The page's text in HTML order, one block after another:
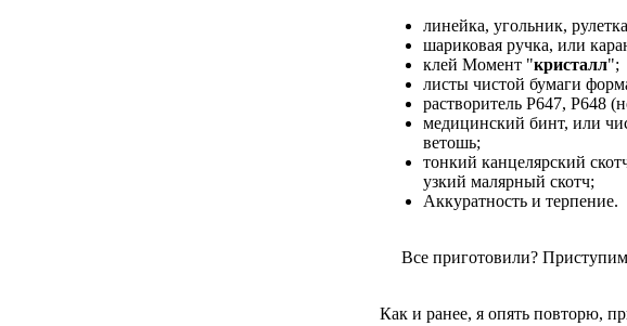
линейка, угольник,
шариковая ручка, или
клей Момент "кристалл";
листы чистой бумаги
растворитель Р647,
медицинский бинт, или
ветошь;
тонкий канцелярский
узкий малярный скотч;
Аккуратность и терпение.
Все приготовили?
Как и ранее, я опять повторю,